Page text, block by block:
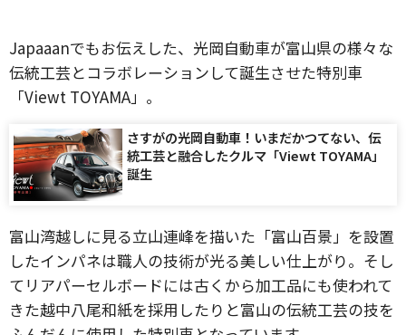
Japaaanでもお伝えした、光岡自動車が富山県の様々な
伝統工芸とコラボレーションして誕生させた特別車
「Viewt TOYAMA」。
さすがの光岡自動車！いまだかつてない、伝
統工芸と融合したクルマ「Viewt TOYAMA」
誕生
富山湾越しに見る立山連峰を描いた「富山百景」を設置
したインパネは職人の技術が光る美しい仕上がり。そし
てリアパーセルボードには古くから加工品にも使われて
きた越中八尾和紙を採用したりと富山の伝統工芸の技を